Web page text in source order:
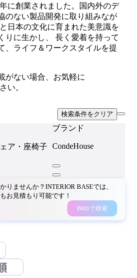
に創業されました。国内外のデ
のない製品開発に取り組みなが
日本の文化に育まれた美意識を
りに生かし、 長く愛着を持って
、ライフ＆ワークスタイルを提
がない場合、お気軽に
い。
検索条件をクリア
ア・座椅子
ブランド
CondeHouse
りませんか？INTERIOR BASEでは、
お見積もり可能です！
Webで検索